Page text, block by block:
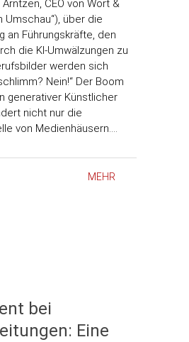
CEO von Wort &
Umschau“), über die
an Führungskräfte, den
die KI-Umwälzungen zu
werden sich
Nein!“ Der Boom
generativer Künstlicher
nicht nur die
von Medienhäusern.…
MEHR
bei
Eine